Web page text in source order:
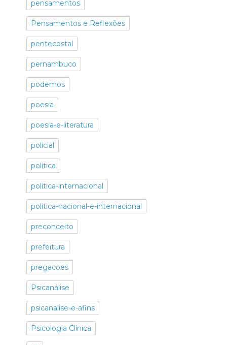
pensamentos
Pensamentos e Reflexões
pentecostal
pernambuco
podemos
poesia
poesia-e-literatura
policial
politica
politica-internacional
politica-nacional-e-internacional
preconceito
prefeitura
pregacoes
Psicanálise
psicanalise-e-afins
Psicologia Clínica